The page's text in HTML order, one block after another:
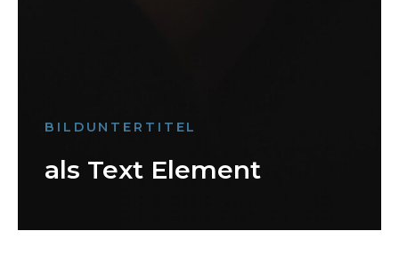
BILDUNTERTITEL
als Text Element